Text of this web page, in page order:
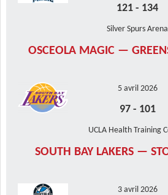
121 - 134
Silver Spurs Arena
OSCEOLA MAGIC —
5 avril 2026
97- 101
UCLA Health Training
SOUTH BAY LAKERS —
3 avril 2026